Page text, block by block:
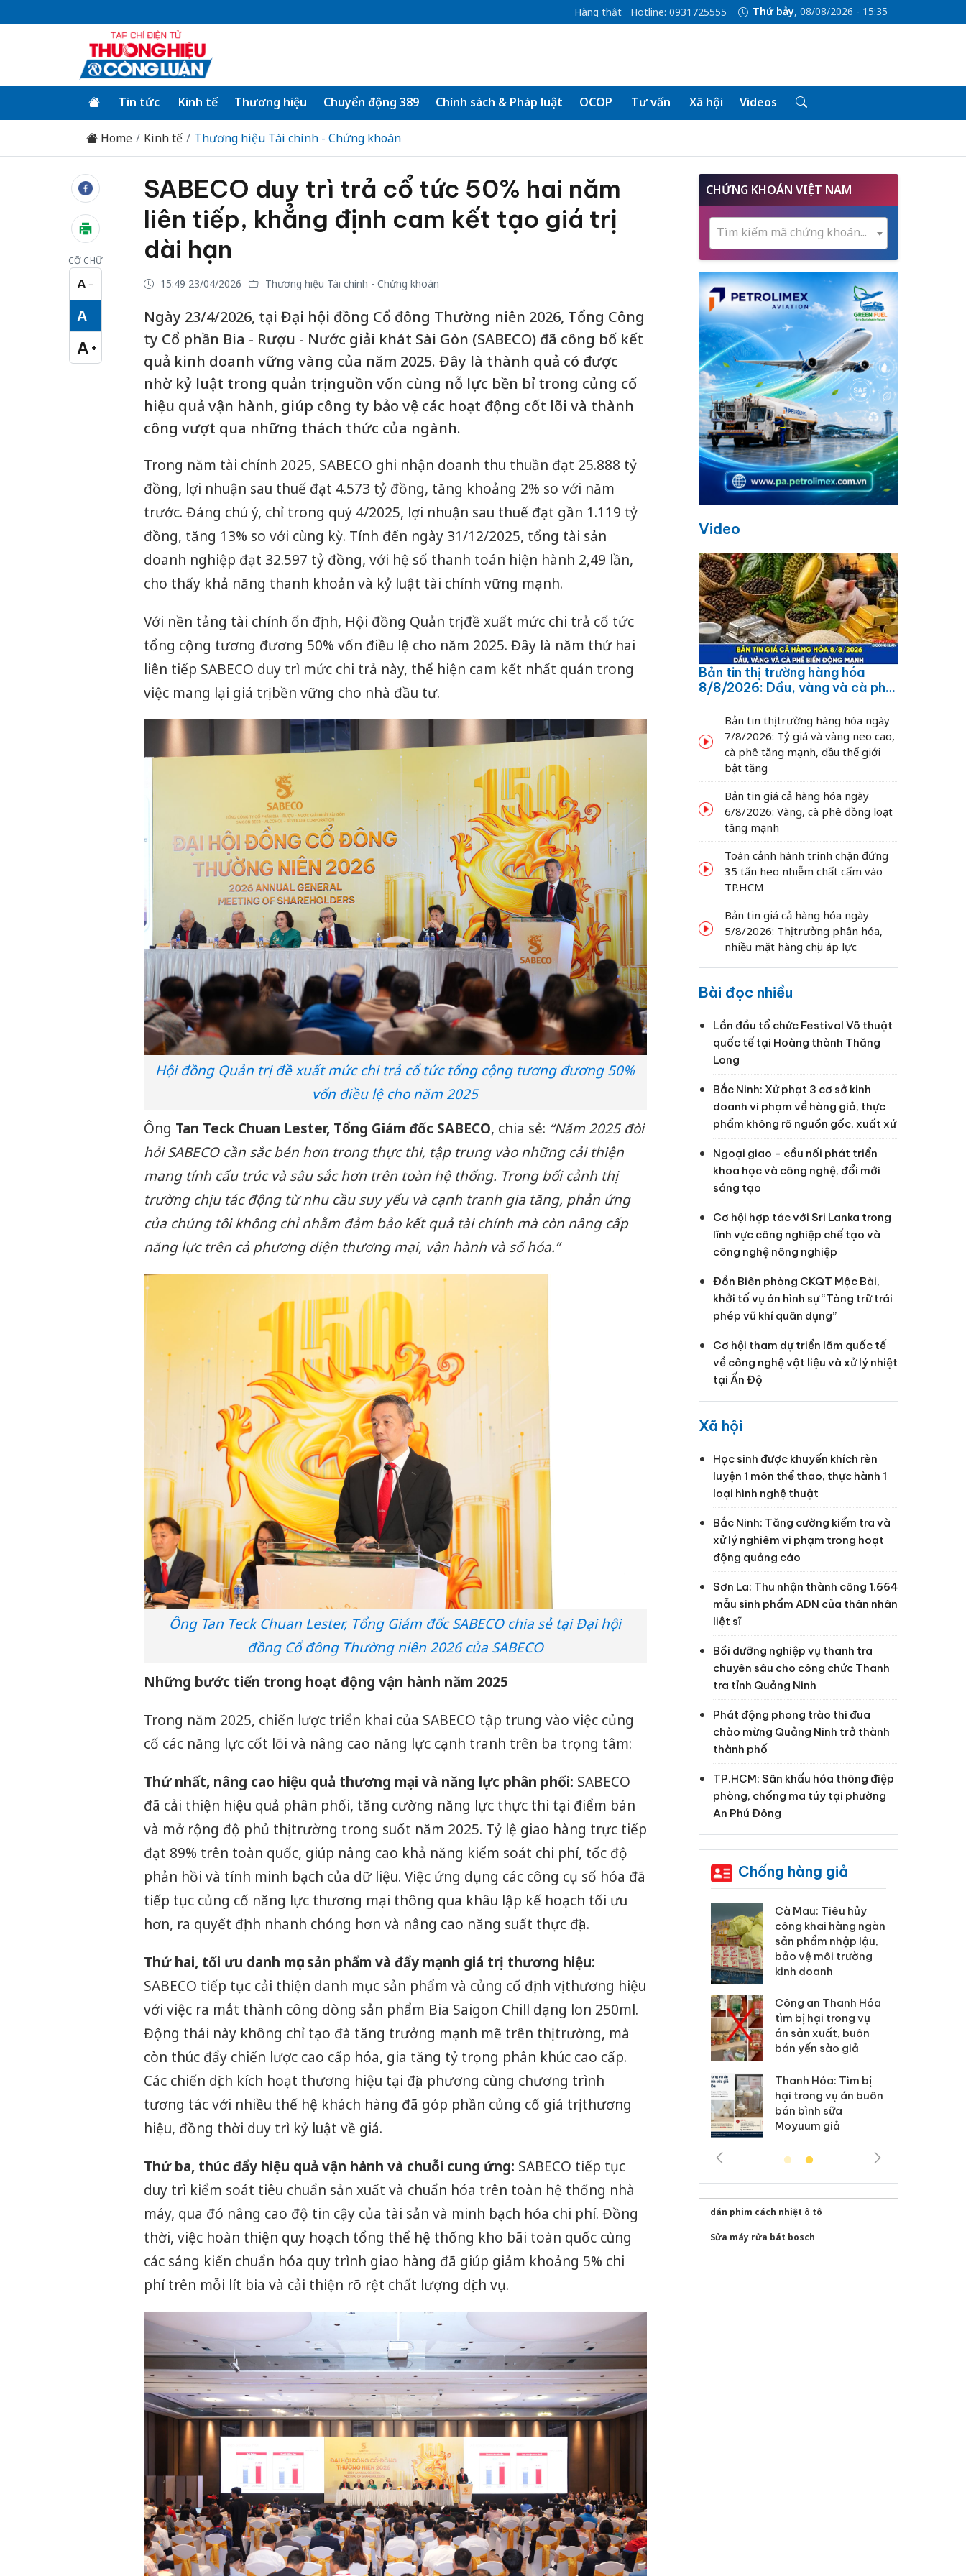
Hàng thật Hotline: 0931725555 Thứ bảy, 08/08/2026 - 15:35
Tin tức Kinh tế Thương hiệu Chuyển động 389 Chính sách & Pháp luật OCOP Tư vấn Xã hội Videos
Home Kinh tế Thương hiệu Tài chính - Chứng khoán
CỠ CHỮ
A −
Cỡ chữ nhỏ
A
Cỡ chữ vừa
A +
Cỡ chữ lớn
SABECO duy trì trả cổ tức 50% hai năm
liên tiếp, khẳng định cam kết tạo giá trị
dài hạn
15:49 23/04/2026 Thương hiệu Tài chính - Chứng khoán
Ngày 23/4/2026, tại Đại hội đồng Cổ đông Thường niên 2026, Tổng Công
ty Cổ phần Bia - Rượu - Nước giải khát Sài Gòn (SABECO) đã công bố kết
quả kinh doanh vững vàng của năm 2025. Đây là thành quả có được
nhờ kỷ luật trong quản trị nguồn vốn cùng nỗ lực bền bỉ trong củng cố
hiệu quả vận hành, giúp công ty bảo vệ các hoạt động cốt lõi và thành
công vượt qua những thách thức của ngành.
Trong năm tài chính 2025, SABECO ghi nhận doanh thu thuần đạt 25.888 tỷ
đồng, lợi nhuận sau thuế đạt 4.573 tỷ đồng, tăng khoảng 2% so với năm
trước. Đáng chú ý, chỉ trong quý 4/2025, lợi nhuận sau thuế đạt gần 1.119 tỷ
đồng, tăng 13% so với cùng kỳ. Tính đến ngày 31/12/2025, tổng tài sản
doanh nghiệp đạt 32.597 tỷ đồng, với hệ số thanh toán hiện hành 2,49 lần,
cho thấy khả năng thanh khoản và kỷ luật tài chính vững mạnh.
Với nền tảng tài chính ổn định, Hội đồng Quản trị đề xuất mức chi trả cổ tức
tổng cộng tương đương 50% vốn điều lệ cho năm 2025. Đây là năm thứ hai
liên tiếp SABECO duy trì mức chi trả này, thể hiện cam kết nhất quán trong
việc mang lại giá trị bền vững cho nhà đầu tư.
Hội đồng Quản trị đề xuất mức chi trả cổ tức tổng cộng tương đương 50%
vốn điều lệ cho năm 2025
Ông Tan Teck Chuan Lester, Tổng Giám đốc SABECO, chia sẻ: “Năm 2025 đòi
hỏi SABECO cần sắc bén hơn trong thực thi, tập trung vào những cải thiện
mang tính cấu trúc và sâu sắc hơn trên toàn hệ thống. Trong bối cảnh thị
trường chịu tác động từ nhu cầu suy yếu và cạnh tranh gia tăng, phản ứng
của chúng tôi không chỉ nhằm đảm bảo kết quả tài chính mà còn nâng cấp
năng lực trên cả phương diện thương mại, vận hành và số hóa.”
Ông Tan Teck Chuan Lester, Tổng Giám đốc SABECO chia sẻ tại Đại hội
đồng Cổ đông Thường niên 2026 của SABECO
Những bước tiến trong hoạt động vận hành năm 2025
Trong năm 2025, chiến lược triển khai của SABECO tập trung vào việc củng
cố các năng lực cốt lõi và nâng cao năng lực cạnh tranh trên ba trọng tâm:
Thứ nhất, nâng cao hiệu quả thương mại và năng lực phân phối: SABECO
đã cải thiện hiệu quả phân phối, tăng cường năng lực thực thi tại điểm bán
và mở rộng độ phủ thị trường trong suốt năm 2025. Tỷ lệ giao hàng trực tiếp
đạt 89% trên toàn quốc, giúp nâng cao khả năng kiểm soát chi phí, tốc độ
phản hồi và tính minh bạch của dữ liệu. Việc ứng dụng các công cụ số hóa đã
tiếp tục củng cố năng lực thương mại thông qua khâu lập kế hoạch tối ưu
hơn, ra quyết định nhanh chóng hơn và nâng cao năng suất thực địa.
Thứ hai, tối ưu danh mục sản phẩm và đẩy mạnh giá trị thương hiệu:
SABECO tiếp tục cải thiện danh mục sản phẩm và củng cố định vị thương hiệu
với việc ra mắt thành công dòng sản phẩm Bia Saigon Chill dạng lon 250ml.
Động thái này không chỉ tạo đà tăng trưởng mạnh mẽ trên thị trường, mà
còn thúc đẩy chiến lược cao cấp hóa, gia tăng tỷ trọng phân khúc cao cấp.
Các chiến dịch kích hoạt thương hiệu tại địa phương cùng chương trình
tương tác với nhiều thế hệ khách hàng đã góp phần củng cố giá trị thương
hiệu, đồng thời duy trì kỷ luật về giá.
Thứ ba, thúc đẩy hiệu quả vận hành và chuỗi cung ứng: SABECO tiếp tục
duy trì kiểm soát tiêu chuẩn sản xuất và chuẩn hóa trên toàn hệ thống nhà
máy, qua đó nâng cao độ tin cậy của tài sản và minh bạch hóa chi phí. Đồng
thời, việc hoàn thiện quy hoạch tổng thể hệ thống kho bãi toàn quốc cùng
các sáng kiến chuẩn hóa quy trình giao hàng đã giúp giảm khoảng 5% chi
phí trên mỗi lít bia và cải thiện rõ rệt chất lượng dịch vụ.
CHỨNG KHOÁN VIỆT NAM
Tìm kiếm mã chứng khoán...
Video
Bản tin thị trường hàng hóa
8/8/2026: Dầu, vàng và cà phê
Bản tin thị trường hàng hóa ngày
7/8/2026: Tỷ giá và vàng neo cao,
cà phê tăng mạnh, dầu thế giới
bật tăng
Bản tin giá cả hàng hóa ngày
6/8/2026: Vàng, cà phê đồng loạt
tăng mạnh
Toàn cảnh hành trình chặn đứng
35 tấn heo nhiễm chất cấm vào
TP.HCM
Bản tin giá cả hàng hóa ngày
5/8/2026: Thị trường phân hóa,
nhiều mặt hàng chịu áp lực
Bài đọc nhiều
Lần đầu tổ chức Festival Võ thuật
quốc tế tại Hoàng thành Thăng
Long
Bắc Ninh: Xử phạt 3 cơ sở kinh
doanh vi phạm về hàng giả, thực
phẩm không rõ nguồn gốc, xuất xứ
Ngoại giao - cầu nối phát triển
khoa học và công nghệ, đổi mới
sáng tạo
Cơ hội hợp tác với Sri Lanka trong
lĩnh vực công nghiệp chế tạo và
công nghệ nông nghiệp
Đồn Biên phòng CKQT Mộc Bài,
khởi tố vụ án hình sự “Tàng trữ trái
phép vũ khí quân dụng”
Cơ hội tham dự triển lãm quốc tế
về công nghệ vật liệu và xử lý nhiệt
tại Ấn Độ
Xã hội
Học sinh được khuyến khích rèn
luyện 1 môn thể thao, thực hành 1
loại hình nghệ thuật
Bắc Ninh: Tăng cường kiểm tra và
xử lý nghiêm vi phạm trong hoạt
động quảng cáo
Sơn La: Thu nhận thành công 1.664
mẫu sinh phẩm ADN của thân nhân
liệt sĩ
Bồi dưỡng nghiệp vụ thanh tra
chuyên sâu cho công chức Thanh
tra tỉnh Quảng Ninh
Phát động phong trào thi đua
chào mừng Quảng Ninh trở thành
thành phố
TP.HCM: Sân khấu hóa thông điệp
phòng, chống ma túy tại phường
An Phú Đông
Chống hàng giả
Cà Mau: Tiêu hủy
Công an Thanh Hóa
tìm bị hại trong vụ
án sản xuất, buôn
bán yến sào giả
Thanh Hóa: Tìm bị
bán bình sữa
Khẩn trương xác
minh, xử lý sản phẩm
Slimaura Care x3 sử
dụng giấy phép giả
mạo
Lào Cai xử lý 83 vụ vi
phạm thương mại
trong tháng 7
Hưng Yên: Xử lý 6 hộ
kinh doanh bán hàng
giả mạo nhãn hiệu
Adidas, Nike
dán phim cách nhiệt ô tô
Sửa máy rửa bát bosch